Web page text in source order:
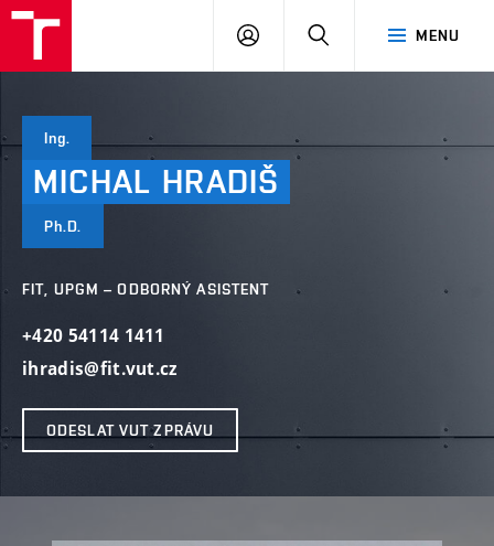
MENU
PŘIHLÁSIT
Ing.
MICHAL HRADIŠ
Ph.D.
FIT, UPGM – ODBORNÝ ASISTENT
+420 54114 1411
ihradis@fit.vut.cz
ODESLAT VUT ZPRÁVU